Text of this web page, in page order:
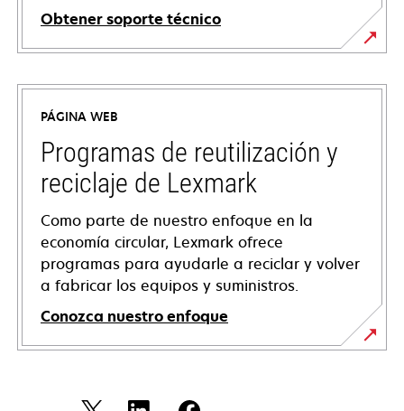
Obtener soporte técnico
se
abre
una
pestaña
nueva
PÁGINA WEB
Programas de reutilización y
reciclaje de Lexmark
Como parte de nuestro enfoque en la
economía circular, Lexmark ofrece
programas para ayudarle a reciclar y volver
a fabricar los equipos y suministros.
Conozca nuestro enfoque